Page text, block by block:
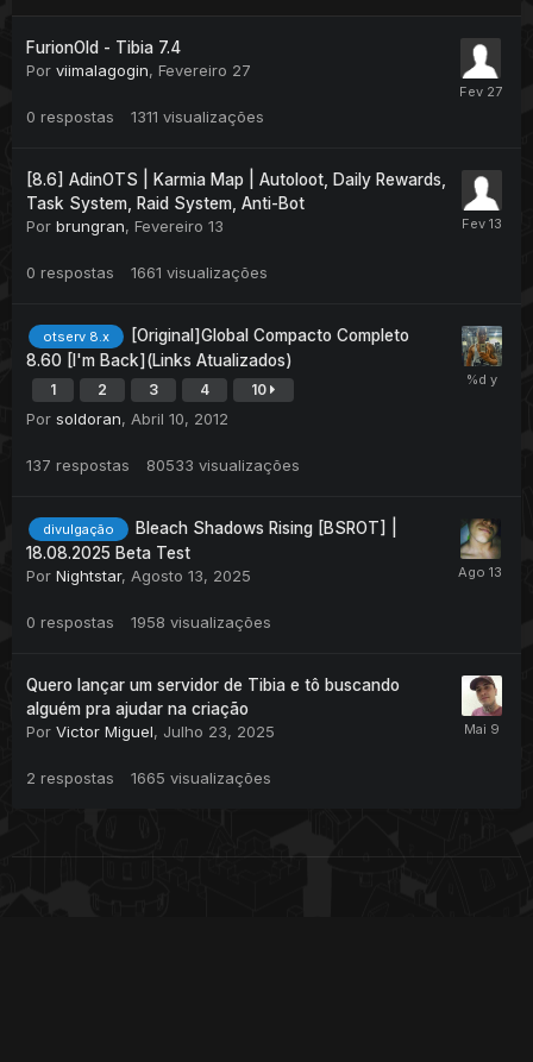
FurionOld - Tibia 7.4
Por viimalagogin, Fevereiro 27
0 respostas 1311 visualizações
[8.6] AdinOTS | Karmia Map | Autoloot, Daily Rewards,
Task System, Raid System, Anti-Bot
Por brungran, Fevereiro 13
0 respostas 1661 visualizações
otserv 8.x
[Original]Global Compacto Completo
8.60 [I'm Back](Links Atualizados)
1 2 3 4 10
Por soldoran, Abril 10, 2012
137 respostas 80533 visualizações
divulgação
Bleach Shadows Rising [BSROT] |
18.08.2025 Beta Test
Por Nightstar, Agosto 13, 2025
0 respostas 1958 visualizações
Quero lançar um servidor de Tibia e tô buscando
alguém pra ajudar na criação
Por Victor Miguel, Julho 23, 2025
2 respostas 1665 visualizações